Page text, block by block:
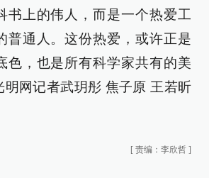
书上的伟人，而是一个热爱工
普通人。这份热爱，或许正是
色，也是所有科学家共有的美
明网记者武玥彤 焦子原 王若昕
[ 责编：李欣哲 ]